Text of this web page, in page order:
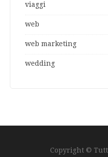
viaggi
web
web marketing
wedding
Copyright ©